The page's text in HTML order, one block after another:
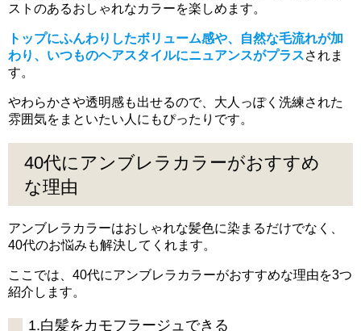
ストのあるおしゃれなカラーを楽しめます。
トップにふんわりしたボリューム感や、自然な毛流れが加
わり、いつものヘアスタイルにニュアンスがプラスされま
す。
やわらかさや透明感も出せるので、大人っぽく洗練された
雰囲気をまといたい人にもぴったりです。
40代にアンブレラカラーがおすすめ
な理由
アンブレラカラーはおしゃれな髪色に染まるだけでなく、
40代のお悩みも解決してくれます。
ここでは、40代にアンブレラカラーがおすすめな理由を3つ
紹介します。
1.白髪をカモフラージュできる